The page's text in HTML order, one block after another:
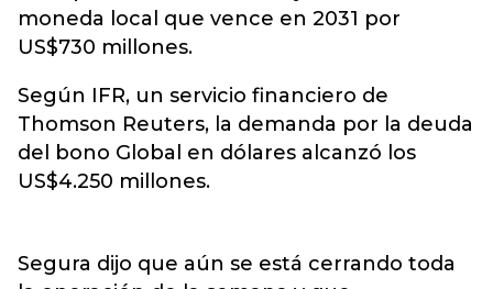
moneda local que vence en 2031 por
US$730 millones.
Según IFR, un servicio financiero de
Thomson Reuters, la demanda por la deuda
del bono Global en dólares alcanzó los
US$4.250 millones.
Segura dijo que aún se está cerrando toda